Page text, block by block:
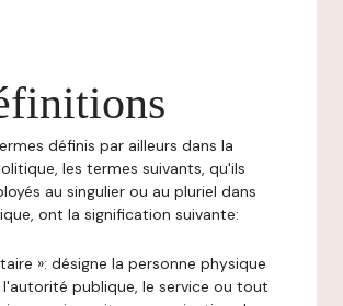
définis par ailleurs dans la
les termes suivants, qu'ils
au singulier ou au pluriel dans
ont la signification suivante:
»: désigne la personne physique
publique, le service ou tout